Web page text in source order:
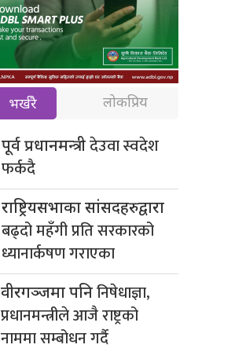
भर्खरै लोकप्रिय
पूर्व प्रधानमन्त्रीदेउवा स्वदेश
फर्कदै
राष्ट्रियसभाका सांसदहरुद्वारा
बढ्दो महँगी प्रति सरकारको
ध्यानार्कषण गराएका
वीरगञ्जमा पनिनिषेधाज्ञा,
प्रधानमन्त्रीले आजै राष्ट्रको
नाममा सम्बोधन गर्दै